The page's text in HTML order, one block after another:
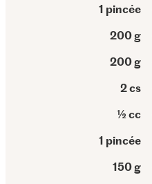
1 pincée
200 g
200 g
2 cs
½ cc
1 pincée
150 g